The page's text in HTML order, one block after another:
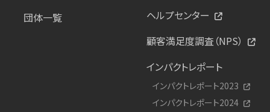
団体一覧
ヘルプセンター
顧客満足度調査（NPS）
インパクトレポート
インパクトレポート2023
インパクトレポート2024